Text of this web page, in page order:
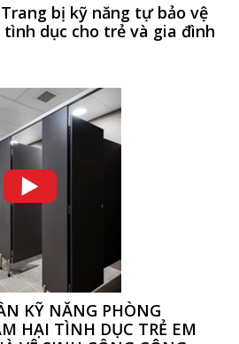
Trang bị kỹ năng tự bảo vệ
tình dục cho trẻ và gia đình
KỸ NĂNG PHÒNG
HẠI TÌNH DỤC TRẺ EM